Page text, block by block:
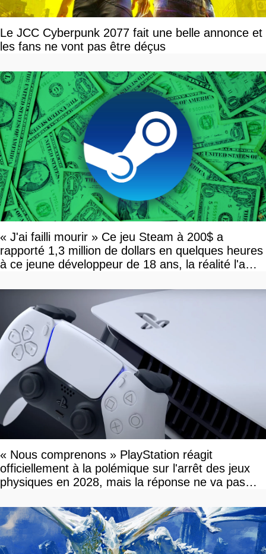
Le JCC Cyberpunk 2077 fait une belle annonce et
les fans ne vont pas être déçus
« J'ai failli mourir » Ce jeu Steam à 200$ a
rapporté 1,3 million de dollars en quelques heures
à ce jeune développeur de 18 ans, la réalité l'a
« Nous comprenons » PlayStation réagit
officiellement à la polémique sur l'arrêt des jeux
physiques en 2028, mais la réponse ne va pas